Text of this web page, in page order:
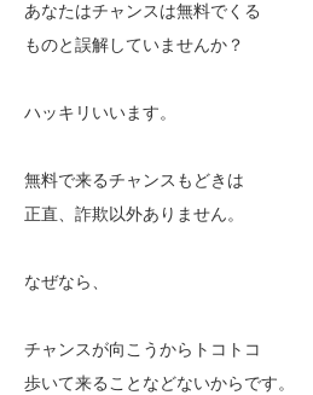
あなたはチャンスは無料でくる
ものと誤解していませんか？
ハッキリいいます。
無料で来るチャンスもどきは
正直、詐欺以外ありません。
なぜなら、
チャンスが向こうからトコトコ
歩いて来ることなどないからです。